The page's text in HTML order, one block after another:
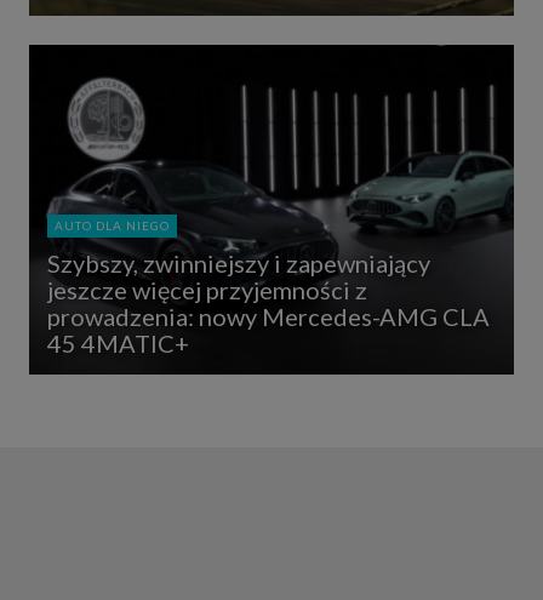
AUTO DLA NIEGO
Szybszy, zwinniejszy i zapewniający
jeszcze więcej przyjemności z
prowadzenia: nowy Mercedes-AMG CLA
45 4MATIC+